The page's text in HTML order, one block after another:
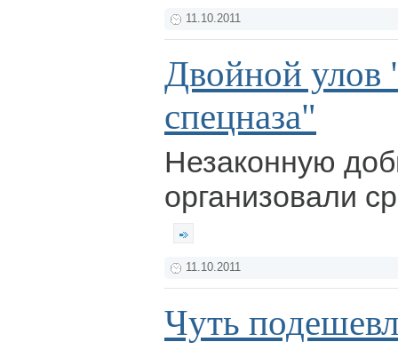
11.10.2011
Двойной улов
спецназа"
Незаконную
организовали
11.10.2011
Чуть